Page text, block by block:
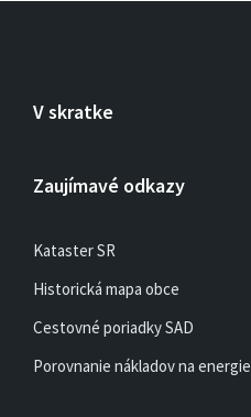
V skratke
Zaujímavé odkazy
Kataster SR
Historická mapa obce
Cestovné poriadky SAD
Porovnanie nákladov na energie